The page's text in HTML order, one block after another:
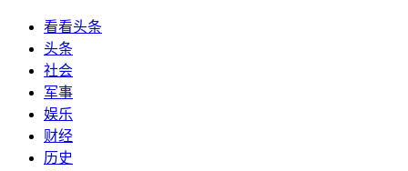
看看头条
头条
社会
军事
娱乐
财经
历史